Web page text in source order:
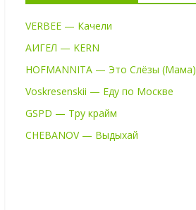
VERBEE — Качели
АИГЕЛ — KERN
HOFMANNITA — Это Слёзы (Мама)
Voskresenskii — Еду по Москве
GSPD — Тру крайм
CHEBANOV — Выдыхай